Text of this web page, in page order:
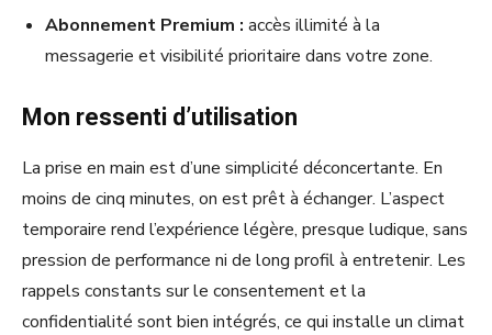
Abonnement Premium : accès illimité à la
messagerie et visibilité prioritaire dans votre zone.
Mon ressenti d’utilisation
La prise en main est d’une simplicité déconcertante. En
moins de cinq minutes, on est prêt à échanger. L’aspect
temporaire rend l’expérience légère, presque ludique, sans
pression de performance ni de long profil à entretenir. Les
rappels constants sur le consentement et la
confidentialité sont bien intégrés, ce qui installe un climat